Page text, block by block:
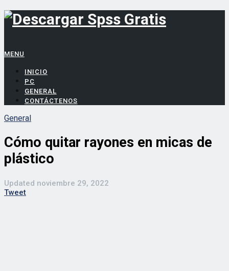
MENU
INICIO
PC
GENERAL
CONTÁCTENOS
General
Cómo quitar rayones en micas de
plástico
Updated noviembre 29, 2022
Tweet